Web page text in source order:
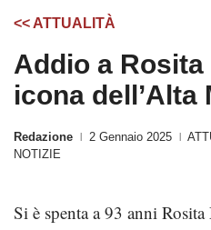
<< ATTUALITÀ
Addio a
icona dell’Alta
Redazione 2 Gennaio 2025
NOTIZIE
Si è spenta a 93 anni